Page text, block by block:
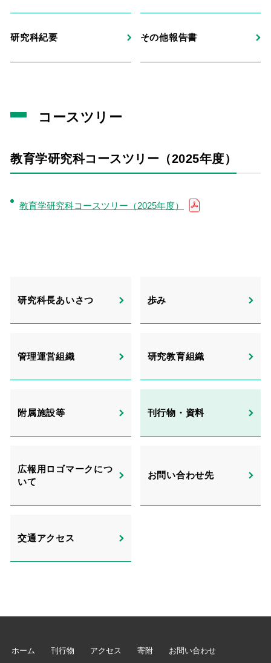
研究科紀要 その他報告書
コースツリー
教育学研究科コースツリー（2025年度）
教育学研究科コースツリー（2025年度）
研究科⻑あいさつ 歩み
管理運営組織 研究教育組織
附属施設等 刊⾏物・資料
広報用ロゴマークにつ
いて
お問い合わせ先
交通アクセス
ホーム 刊行物 アクセス 寄附
お問い合わせ